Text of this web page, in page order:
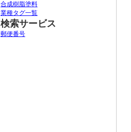
合成樹脂塗料
業種タグ一覧
検索サービス
郵便番号